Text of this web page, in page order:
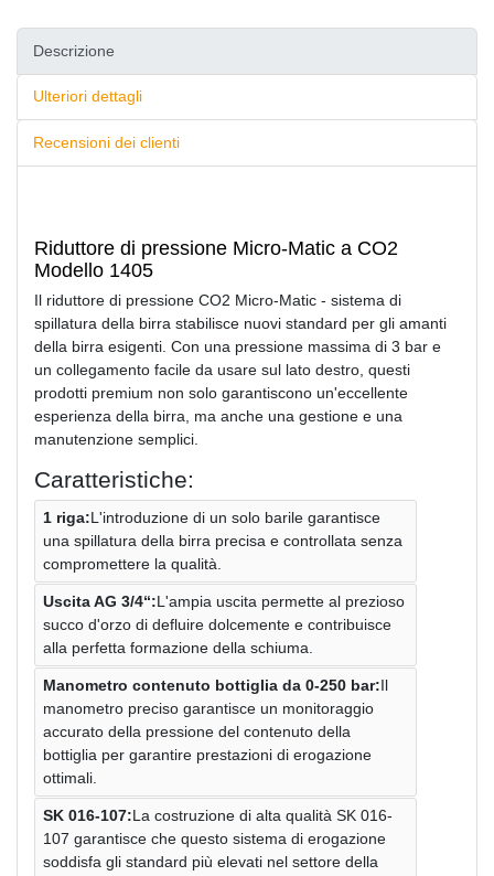
Descrizione
Ulteriori dettagli
Recensioni dei clienti
Riduttore di pressione Micro-Matic a CO2
Modello 1405
Il riduttore di pressione CO2 Micro-Matic - sistema di
spillatura della birra stabilisce nuovi standard per gli amanti
della birra esigenti. Con una pressione massima di 3 bar e
un collegamento facile da usare sul lato destro, questi
prodotti premium non solo garantiscono un'eccellente
esperienza della birra, ma anche una gestione e una
manutenzione semplici.
Caratteristiche:
1 riga:L'introduzione di un solo barile garantisce
una spillatura della birra precisa e controllata senza
compromettere la qualità.
Uscita AG 3/4“:L'ampia uscita permette al prezioso
succo d'orzo di defluire dolcemente e contribuisce
alla perfetta formazione della schiuma.
Manometro contenuto bottiglia da 0-250 bar:Il
manometro preciso garantisce un monitoraggio
accurato della pressione del contenuto della
bottiglia per garantire prestazioni di erogazione
ottimali.
SK 016-107:La costruzione di alta qualità SK 016-
107 garantisce che questo sistema di erogazione
soddisfa gli standard più elevati nel settore della